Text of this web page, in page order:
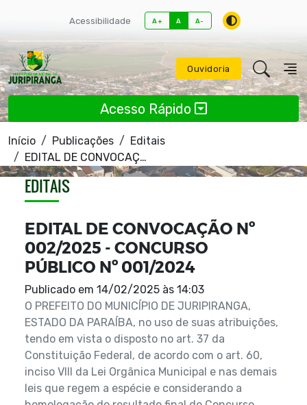
Acessibilidade A+ A A-
Ouvidoria
Acesso Rápido
Início Publicações
Editais
EDITAL DE CONVOCAÇÃO Nº 002/2025 - CONCURSO PÚBLICO Nº 001/2024
EDITAIS
EDITAL DE CONVOCAÇÃO Nº
002/2025 - CONCURSO
PÚBLICO Nº 001/2024
Publicado em 14/02/2025 às 14:03
O PREFEITO DO MUNICÍPIO DE JURIPIRANGA,
ESTADO DA PARAÍBA, no uso de suas atribuições,
tendo em vista o disposto no art. 37 da
Constituição Federal, de acordo com o art. 60,
inciso VIII da Lei Orgânica Municipal e nas demais
leis que regem a espécie e considerando a